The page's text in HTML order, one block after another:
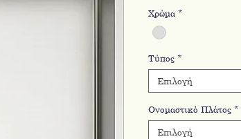
Χρώμα *
Τύπος *
Επιλογή
Ονομαστικό Πλάτος *
Επιλογή